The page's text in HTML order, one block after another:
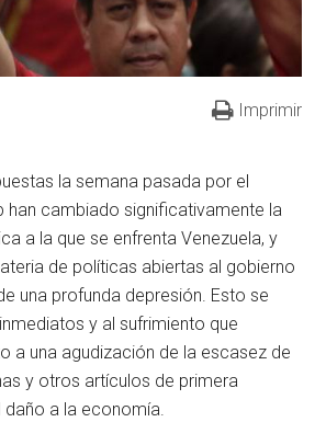
Imprimir
la semana pasada por el
han cambiado significativamente la
a la que se enfrenta Venezuela, y
de políticas abiertas al gobierno
una profunda depresión. Esto se
inmediatos y al sufrimiento que
a una agudización de la escasez de
y otros artículos de primera
a la economía.